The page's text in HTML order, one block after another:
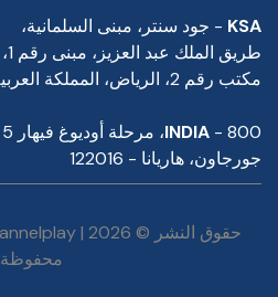
KSA - جود سنتر، مبنى السلمانية،
طريق الملك عبد العزيز، مبنى رقم 1، الطابق الأول
مكتب رقم 2، الرياض، المملكة العربية السعودية
INDIA - 800، مرحلة أوديوغ فيهار 5
جورجاون، هاريانا - 122016
محفوظة